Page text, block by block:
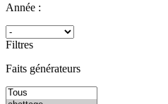
Année :
Filtres
Faits générateurs